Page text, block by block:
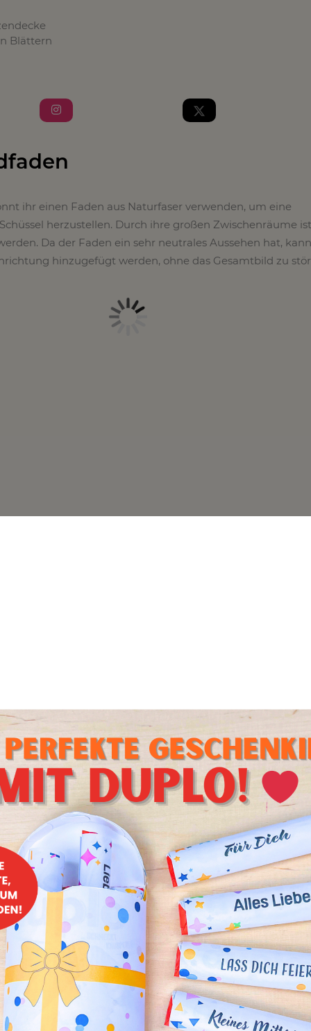
Blättern
ihr einen Faden aus Naturfaser verwenden, um eine
herzustellen. Durch ihre großen Zwischenräume
Da der Faden ein sehr neutrales Aussehen hat,
hinzugefügt werden, ohne das Gesamtbild zu
es nicht zu bunt ist. Wenn es euch trotzdem zu
im Anschluss bemalen!
Häkelt, wird diese Schüssel lieben! Sie ist nicht
die Wahl der Wolle entweder schlicht, oder etwas
könnt sie also an eure restliche Einrichtung anpassen und
Knäuel nähen!